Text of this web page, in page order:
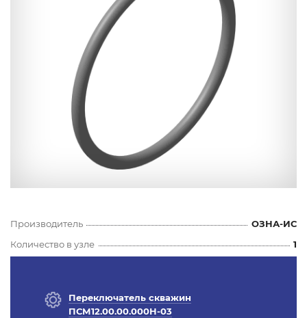
Производитель
ОЗНА-ИС
Количество в узле
1
Переключатель скважин
ПСМ12.00.00.000Н-03